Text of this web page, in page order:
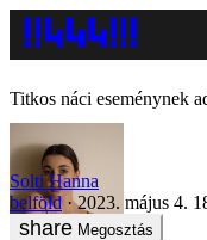
Titkos náci eseménynek
Solti Hanna
belföld
2023. május 4.
Megosztás